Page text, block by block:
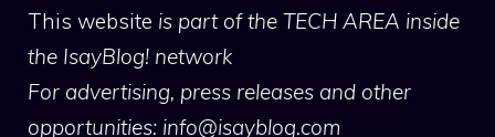
This website is part of the TECH AREA inside
the IsayBlog! network
For advertising, press releases and other
opportunities: info@isayblog.com